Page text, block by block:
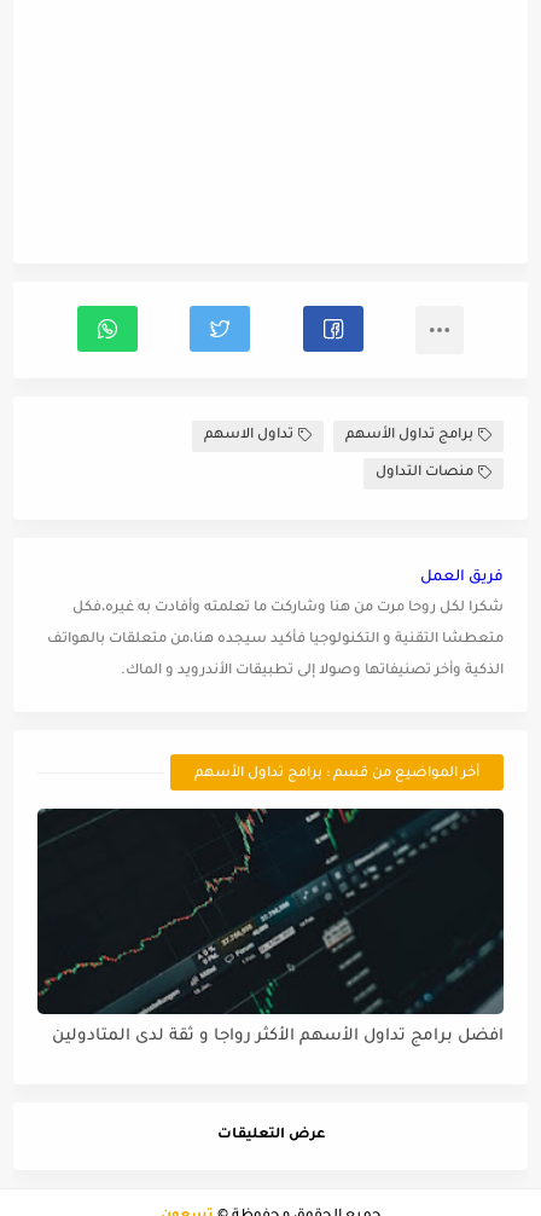
برامج تداول الأسهم تداول الاسهم
منصات التداول
فريق العمل
شكرا لكل روحا مرت من هنا وشاركت ما تعلمته وأفادت به غيره،فكل
متعطشا التقنية و التكنولوجيا فأكيد سيجده هنا،من متعلقات بالهواتف
الذكية وأخر تصنيفاتها وصولا إلى تطبيقات الأندرويد و الماك.
أخر المواضيع من قسم : برامج تداول الأسهم
افضل برامج تداول الأسهم الأكثر رواجا و ثقة لدى المتادولين
عرض التعليقات